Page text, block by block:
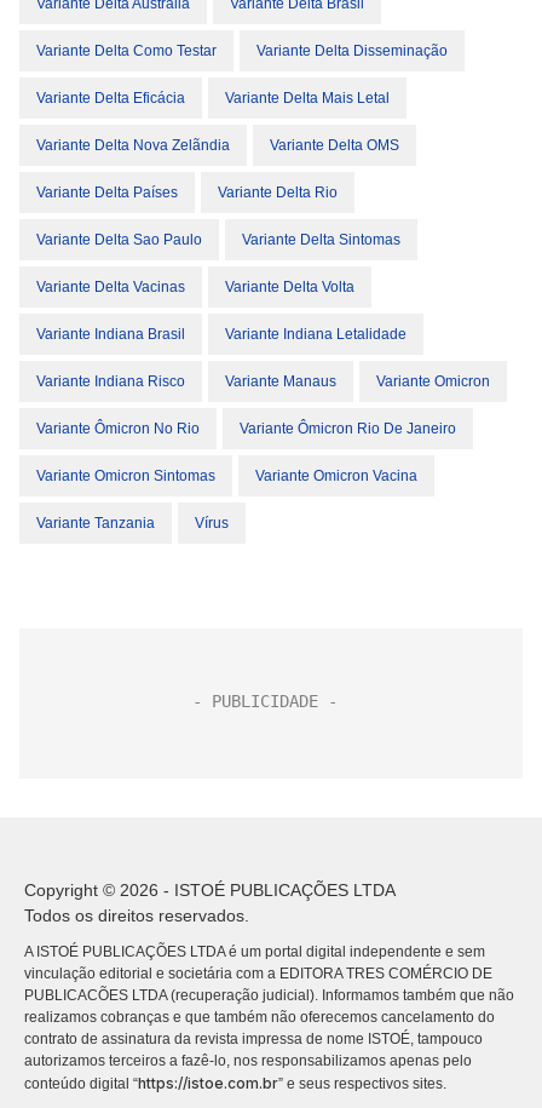
Variante Delta Austrália Variante Delta Brasil
Variante Delta Como Testar Variante Delta Disseminação
Variante Delta Eficácia Variante Delta Mais Letal
Variante Delta Nova Zelãndia Variante Delta OMS
Variante Delta Países Variante Delta Rio
Variante Delta Sao Paulo Variante Delta Sintomas
Variante Delta Vacinas Variante Delta Volta
Variante Indiana Brasil Variante Indiana Letalidade
Variante Indiana Risco Variante Manaus Variante Omicron
Variante Ômicron No Rio Variante Ômicron Rio De Janeiro
Variante Omicron Sintomas Variante Omicron Vacina
Variante Tanzania Vírus
Copyright © 2026 - ISTOÉ PUBLICAÇÕES LTDA
Todos os direitos reservados.
A ISTOÉ PUBLICAÇÕES LTDA é um portal digital independente e sem
vinculação editorial e societária com a EDITORA TRES COMÉRCIO DE
PUBLICACÕES LTDA (recuperação judicial). Informamos também que não
realizamos cobranças e que também não oferecemos cancelamento do
contrato de assinatura da revista impressa de nome ISTOÉ, tampouco
autorizamos terceiros a fazê-lo, nos responsabilizamos apenas pelo
conteúdo digital “https://istoe.com.br” e seus respectivos sites.